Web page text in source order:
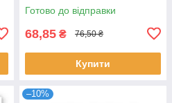
Готово до відправки
68,85 ₴ 76,50 ₴
Купити
–10%